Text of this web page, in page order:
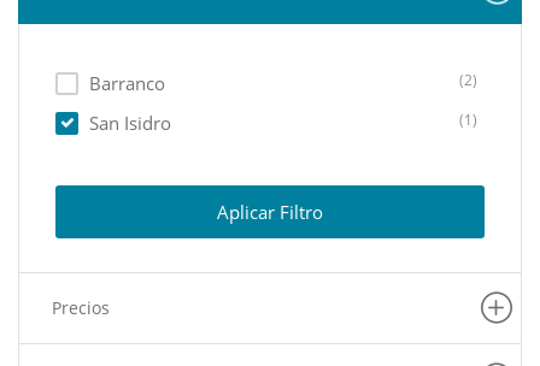
Barranco (2)
San Isidro (1)
Aplicar Filtro
Precios